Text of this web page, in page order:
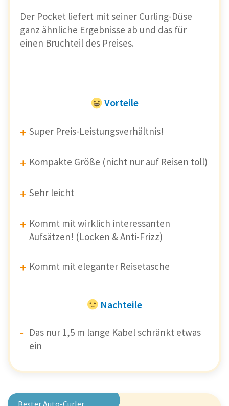
Der Pocket liefert mit seiner Curling-Düse
ganz ähnliche Ergebnisse ab und das für
einen Bruchteil des Preises.
Vorteile
Super Preis-Leistungsverhältnis!
Kompakte Größe (nicht nur auf Reisen toll)
Sehr leicht
Kommt mit wirklich interessanten
Aufsätzen! (Locken & Anti-Frizz)
Kommt mit eleganter Reisetasche
Nachteile
Das nur 1,5 m lange Kabel schränkt etwas
ein
Bester Auto-Curler
Curl & Straight